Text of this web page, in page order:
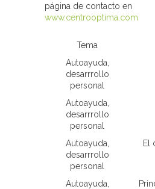
página de contacto en
www.centrooptima.com
Tema
Autoayuda,
desarrrollo
personal
Autoayuda,
desarrrollo
personal
Autoayuda,
desarrrollo
personal
El
Autoayuda,